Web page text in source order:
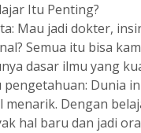
Itu Penting?
Mau jadi dokter,
Semua itu bisa
dasar ilmu yang
pengetahuan: Dunia
menarik. Dengan
hal baru dan jadi